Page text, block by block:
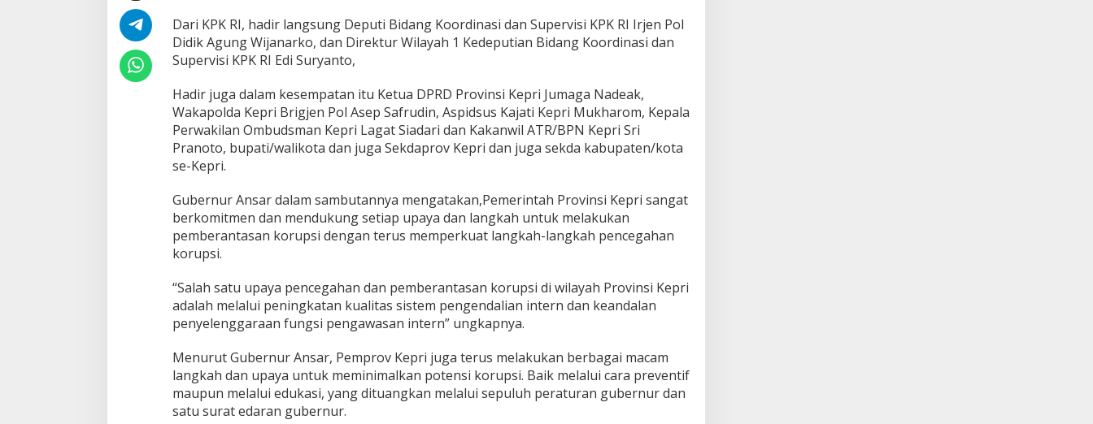
r
a
s
i
e
r
s
a
m
P
K
R
I
u
e
r
u
r
A
n
s
Dari KPK RI, hadir langsung Deputi Bidang Koordinasi dan Supervisi KPK RI Irjen Pol
Didik Agung Wijanarko, dan Direktur Wilayah 1 Kedeputian Bidang Koordinasi dan
Supervisi KPK RI Edi Suryanto,
Hadir juga dalam kesempatan itu Ketua DPRD Provinsi Kepri Jumaga Nadeak,
Wakapolda Kepri Brigjen Pol Asep Safrudin, Aspidsus Kajati Kepri Mukharom, Kepala
Perwakilan Ombudsman Kepri Lagat Siadari dan Kakanwil ATR/BPN Kepri Sri
Pranoto, bupati/walikota dan juga Sekdaprov Kepri dan juga sekda kabupaten/kota
se-Kepri.
Gubernur Ansar dalam sambutannya mengatakan,Pemerintah Provinsi Kepri sangat
berkomitmen dan mendukung setiap upaya dan langkah untuk melakukan
pemberantasan korupsi dengan terus memperkuat langkah-langkah pencegahan
korupsi.
“Salah satu upaya pencegahan dan pemberantasan korupsi di wilayah Provinsi Kepri
adalah melalui peningkatan kualitas sistem pengendalian intern dan keandalan
penyelenggaraan fungsi pengawasan intern” ungkapnya.
Menurut Gubernur Ansar, Pemprov Kepri juga terus melakukan berbagai macam
langkah dan upaya untuk meminimalkan potensi korupsi. Baik melalui cara preventif
maupun melalui edukasi, yang dituangkan melalui sepuluh peraturan gubernur dan
satu surat edaran gubernur.